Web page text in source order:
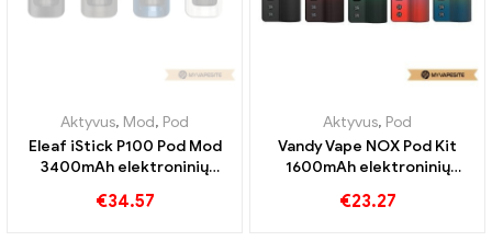
Aktyvus, Mod, Pod
Eleaf iStick P100 Pod Mod
3400mAh elektroninių
prekyba 丨Custom
€34.57
Aktyvus, Pod
Vandy Vape NOX Pod Kit
1600mAh elektroninių
prekyba 丨Customed
€23.27